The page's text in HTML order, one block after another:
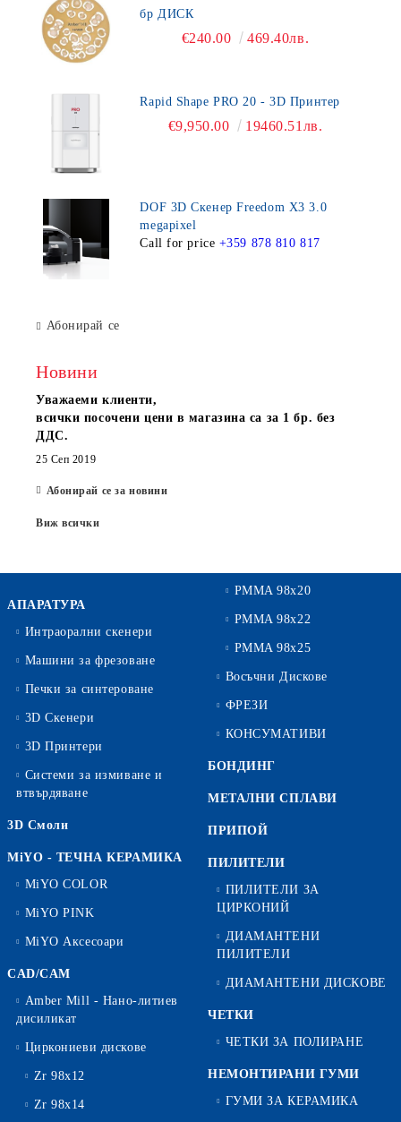
бр ДИСК
€240.00 469.40лв.
Rapid Shape PRO 20 - 3D Принтер
€9,950.00 19460.51лв.
DOF 3D Скенер Freedom X3 3.0
megapixel
Call for price +359 878 810 817
Абонирай се
Новини
Уважаеми клиенти,
всички посочени цени в магазина са за 1 бр. без
ДДС.
25 Сеп 2019
Абонирай се за новини
Виж всички
АПАРАТУРА
Интраорални скенери
Машини за фрезоване
Печки за синтероване
3D Скенери
3D Принтери
Системи за измиване и
втвърдяване
3D Смоли
MiYO - ТЕЧНА КЕРАМИКА
MiYO COLOR
MiYO PINK
MiYO Аксесоари
CAD/CAM
Amber Mill - Нано-литиев
дисиликат
Циркониеви дискове
Zr 98x12
Zr 98x14
PMMA 98x20
PMMA 98x22
PMMA 98x25
Восъчни Дискове
ФРЕЗИ
КОНСУМАТИВИ
БОНДИНГ
МЕТАЛНИ СПЛАВИ
ПРИПОЙ
ПИЛИТЕЛИ
ПИЛИТЕЛИ ЗА
ЦИРКОНИЙ
ДИАМАНТЕНИ
ПИЛИТЕЛИ
ДИАМАНТЕНИ ДИСКОВЕ
ЧЕТКИ
ЧЕТКИ ЗА ПОЛИРАНЕ
НЕМОНТИРАНИ ГУМИ
ГУМИ ЗА КЕРАМИКА